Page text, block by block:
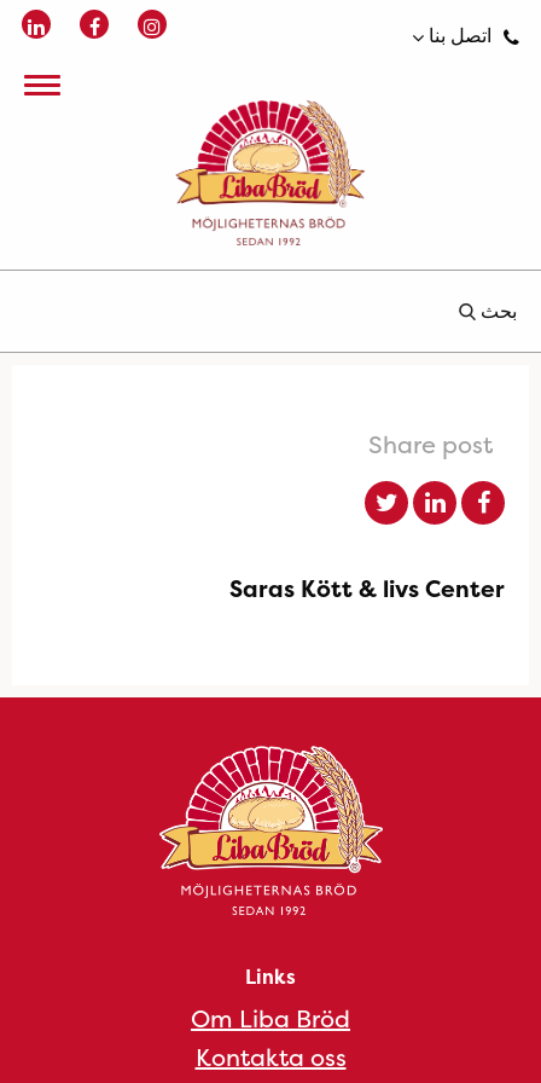
اتصل بنا
بحث
Share post
Saras Kött & livs Center
Links
Om Liba Bröd
Kontakta oss